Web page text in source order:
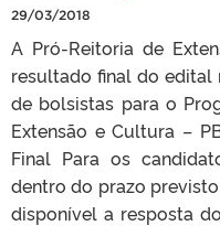
29/03/2018
A Pró-Reitoria de
resultado final do edital
de bolsistas para o
Extensão e Cultura –
Final Para os
dentro do prazo
disponível a resposta